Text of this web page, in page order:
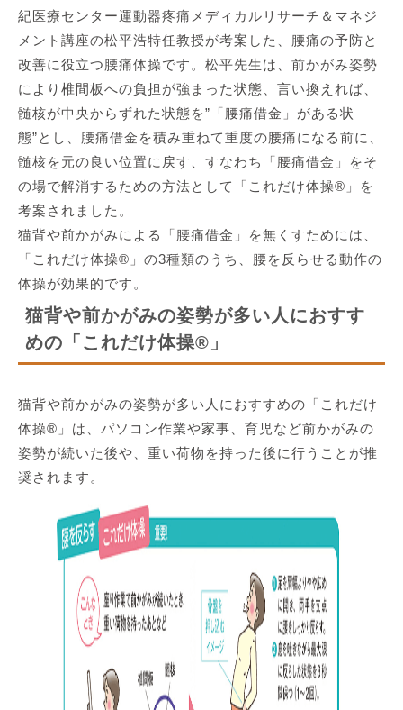
紀医療センター運動器疼痛メディカルリサーチ＆マネジ
メント講座の松平浩特任教授が考案した、腰痛の予防と
改善に役立つ腰痛体操です。松平先生は、前かがみ姿勢
により椎間板への負担が強まった状態、言い換えれば、
髄核が中央からずれた状態を”「腰痛借金」がある状
態”とし、腰痛借金を積み重ねて重度の腰痛になる前に、
髄核を元の良い位置に戻す、すなわち「腰痛借金」をそ
の場で解消するための方法として「これだけ体操®」を
考案されました。
猫背や前かがみによる「腰痛借金」を無くすためには、
「これだけ体操®」の3種類のうち、腰を反らせる動作の
体操が効果的です。
猫背や前かがみの姿勢が多い人におすす
めの「これだけ体操®」
猫背や前かがみの姿勢が多い人におすすめの「これだけ
体操®」は、パソコン作業や家事、育児など前かがみの
姿勢が続いた後や、重い荷物を持った後に行うことが推
奨されます。